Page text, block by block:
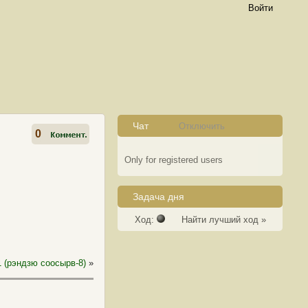
Войти
0
соосырв-8) »
Чат Отключить
Only for registered users
Задача дня
Ход: Найти лучший ход »